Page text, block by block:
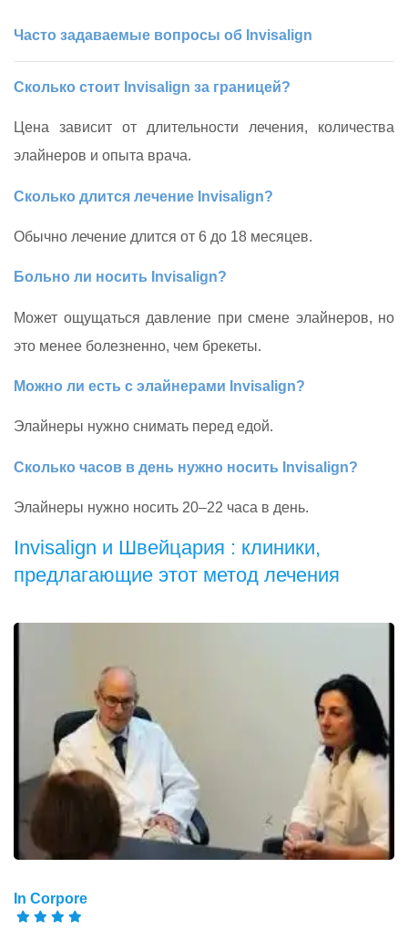
Часто задаваемые вопросы об Invisalign
Сколько стоит Invisalign за границей?
Цена зависит от длительности лечения, количества
элайнеров и опыта врача.
Сколько длится лечение Invisalign?
Обычно лечение длится от 6 до 18 месяцев.
Больно ли носить Invisalign?
Может ощущаться давление при смене элайнеров, но
это менее болезненно, чем брекеты.
Можно ли есть с элайнерами Invisalign?
Элайнеры нужно снимать перед едой.
Сколько часов в день нужно носить Invisalign?
Элайнеры нужно носить 20–22 часа в день.
Invisalign и Швейцария : клиники,
предлагающие этот метод лечения
In Corpore